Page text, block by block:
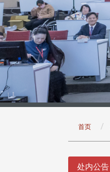
首页
处内公告